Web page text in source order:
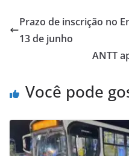
Prazo de inscrição no
13 de junho
ANTT
Você pode